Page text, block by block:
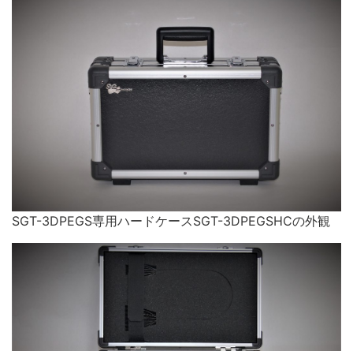
SGT-3DPEGS専用ハードケースSGT-3DPEGSHCの外観